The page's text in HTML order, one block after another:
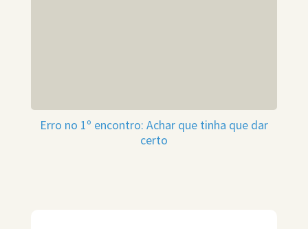
Erro no 1º encontro: Achar que tinha que dar
certo